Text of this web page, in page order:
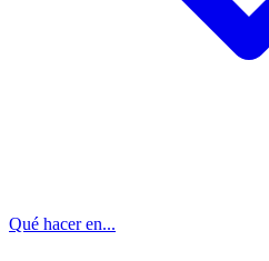
Qué hacer en...